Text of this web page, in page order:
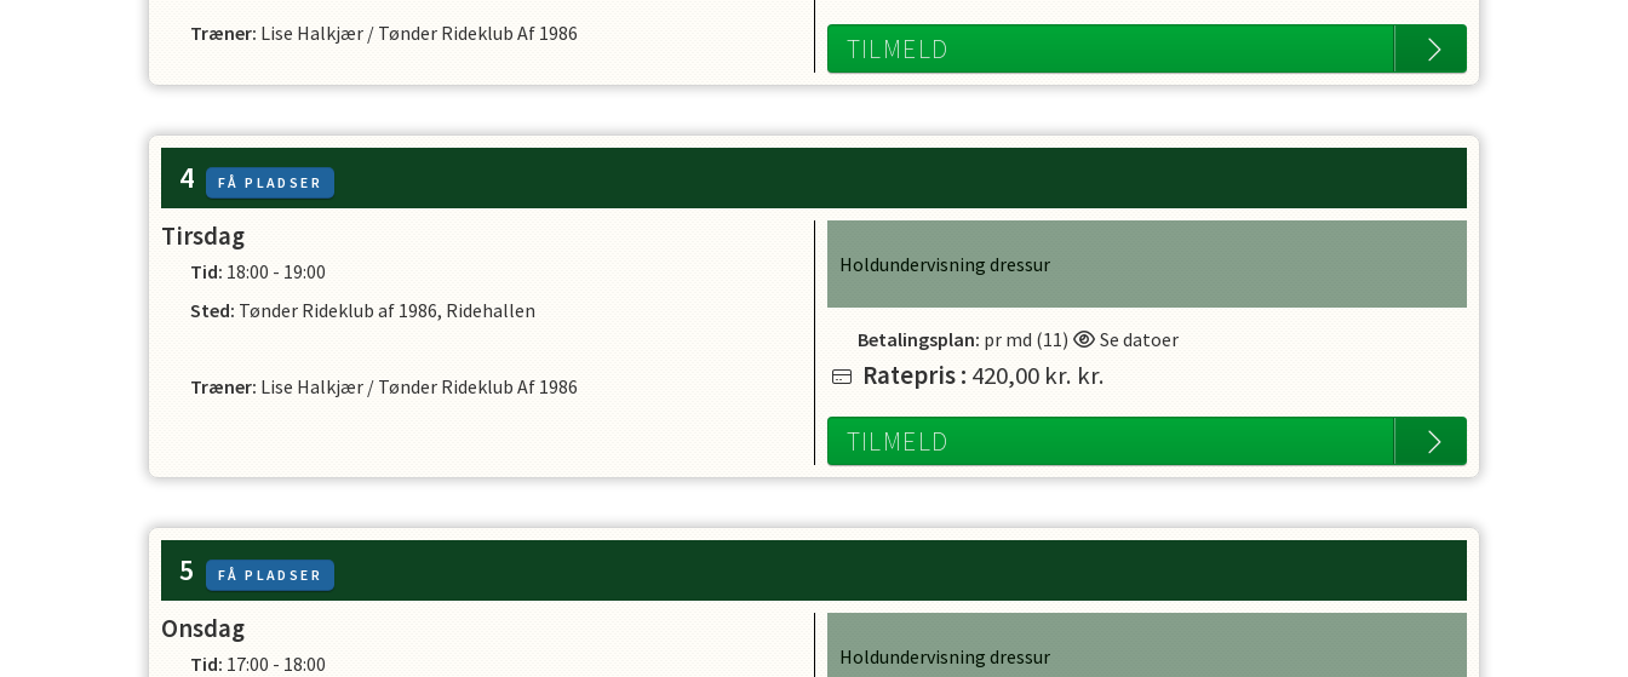
Træner: Lise Halkjær / Tønder Rideklub Af 1986 TILMELD
4 FÅ PLADSER
Tirsdag
Tid: 18:00 - 19:00
Sted: Tønder Rideklub af 1986, Ridehallen
Træner: Lise Halkjær / Tønder Rideklub Af 1986
Holdundervisning dressur
Betalingsplan: pr md (11) Se datoer
Ratepris: 420,00 kr. kr.
TILMELD
5 FÅ PLADSER
Onsdag
Tid: 17:00 - 18:00
Holdundervisning dressur